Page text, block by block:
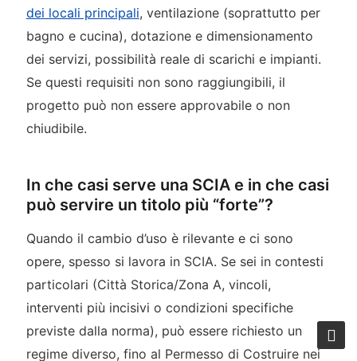
dei locali principali, ventilazione (soprattutto per
bagno e cucina), dotazione e dimensionamento
dei servizi, possibilità reale di scarichi e impianti.
Se questi requisiti non sono raggiungibili, il
progetto può non essere approvabile o non
chiudibile.
In che casi serve una SCIA e in che casi
può servire un titolo più “forte”?
Quando il cambio d’uso è rilevante e ci sono
opere, spesso si lavora in SCIA. Se sei in contesti
particolari (Città Storica/Zona A, vincoli,
interventi più incisivi o condizioni specifiche
previste dalla norma), può essere richiesto un
regime diverso, fino al Permesso di Costruire nei